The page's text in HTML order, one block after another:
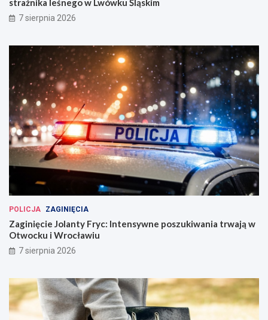
strażnika leśnego w Lwówku Śląskim
7 sierpnia 2026
POLICJA ZAGINIĘCIA
Zaginięcie Jolanty Fryc: Intensywne poszukiwania trwają w
Otwocku i Wrocławiu
7 sierpnia 2026